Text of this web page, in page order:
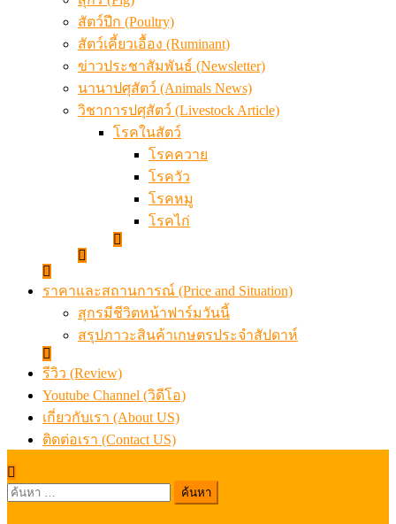
สัตว์ปีก (Poultry)
สัตว์เคี้ยวเอื้อง (Ruminant)
ข่าวประชาสัมพันธ์ (Newsletter)
นานาปศุสัตว์ (Animals News)
วิชาการปศุสัตว์ (Livestock Article)
โรคในสัตว์
โรคควาย
โรควัว
โรคหมู
โรคไก่
ราคาและสถานการณ์ (Price and Situation)
สุกรมีชีวิตหน้าฟาร์มวันนี้
สรุปภาวะสินค้าเกษตรประจำสัปดาห์
รีวิว (Review)
Youtube Channel (วิดีโอ)
เกี่ยวกับเรา (About US)
ติดต่อเรา (Contact US)
ค้นหา